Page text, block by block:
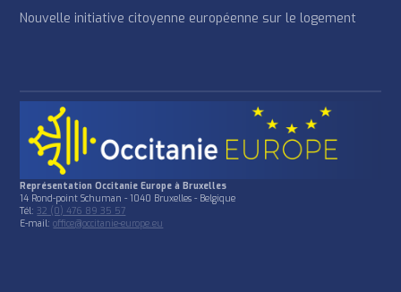
Nouvelle initiative citoyenne européenne sur le logement
Représentation Occitanie Europe à Bruxelles
14 Rond-point Schuman - 1040 Bruxelles - Belgique
Tél:32 (0) 476 89 35 57
E-mail:office@occitanie-europe.eu